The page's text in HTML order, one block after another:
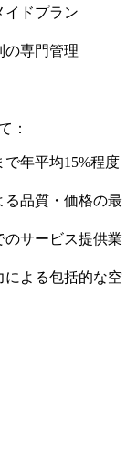
イドプラン
の専門管理
：
で年平均15%程度
る品質・価格の最
のサービス提供業
よる包括的な空